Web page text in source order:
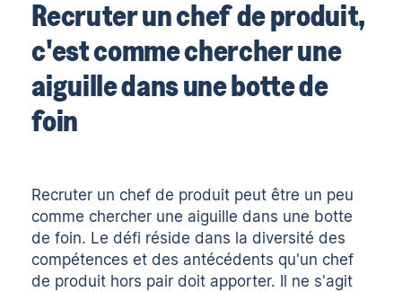
Recruter un chef de produit,
c'est comme chercher une
aiguille dans une botte de
foin
Recruter un chef de produit peut être un peu
comme chercher une aiguille dans une botte
de foin. Le défi réside dans la diversité des
compétences et des antécédents qu'un chef
de produit hors pair doit apporter. Il ne s'agit